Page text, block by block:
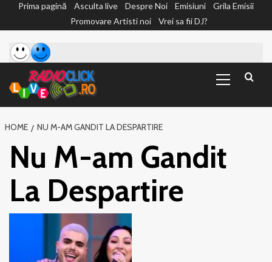
Prima pagină Asculta live Despre Noi Emisiuni
Grila Emisii
Promovare Artisti noi
Vrei sa fii DJ?
Menu
HOME NU M-AM GANDIT LA DESPARTIRE
Nu M-am Gandit
La Despartire